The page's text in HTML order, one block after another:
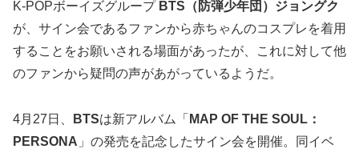
K-POPボーイズグループ BTS（防弾少年団）ジョングク
が、サイン会であるファンから赤ちゃんのコスプレを着用
することをお願いされる場面があったが、これに対して他
のファンから疑問の声があがっているようだ。
4月27日、 BTSは新アルバム「 MAP OF THE SOUL：
PERSONA 」の発売を記念したサイン会を開催。同イベ